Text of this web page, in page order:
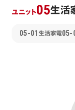
ユニット05生活
05-01 生活家電05-